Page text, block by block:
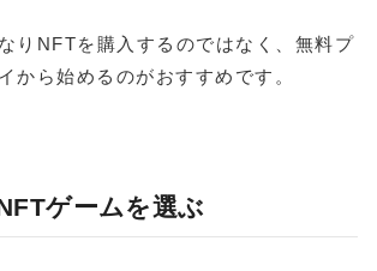
りNFTを購入するのではなく、無料プ
から始めるのがおすすめです。
ゲームを選ぶ